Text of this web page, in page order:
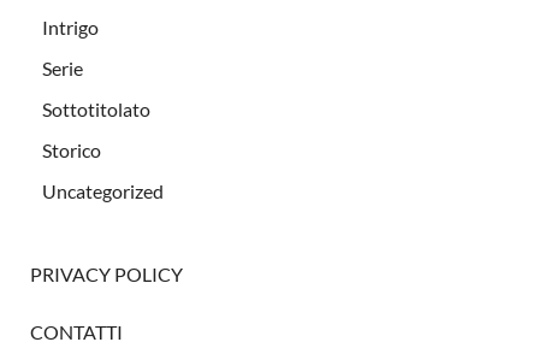
Intrigo
Serie
Sottotitolato
Storico
Uncategorized
PRIVACY POLICY
CONTATTI